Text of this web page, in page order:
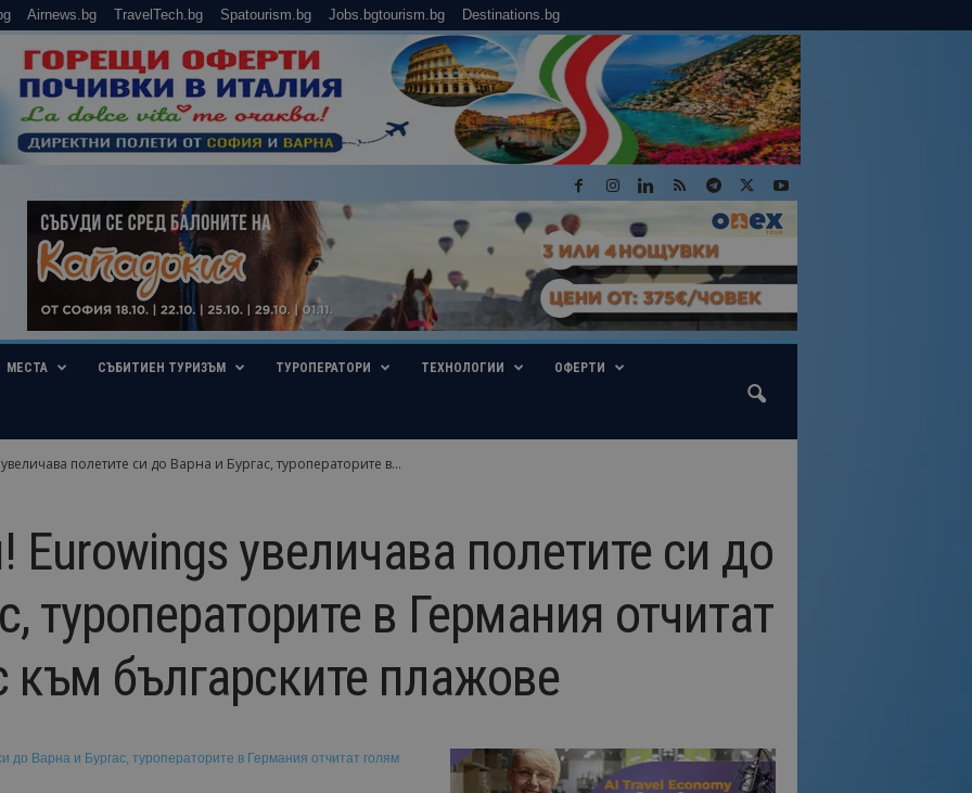
Airnews.bg TravelTech.bg Spatourism.bg Jobs.bgtourism.bg Destinations.bg
МЕСТА СЪБИТИЕН ТУРИЗЪМ ТУРОПЕРАТОРИ ТЕХНОЛОГИИ ОФЕРТИ
полетите си до Варна и Бургас, туроператорите в...
увеличава полетите си до
туроператорите в Германия отчитат
към българските плажове